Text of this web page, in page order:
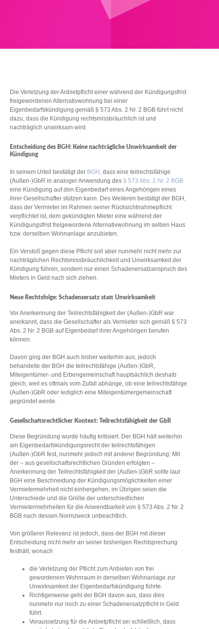
Die Verletzung der Anbietpflicht einer während der Kündigungsfrist
freigewordenen Alternativwohnung bei einer
Eigenbedarfskündigung gemäß § 573 Abs. 2 Nr. 2 BGB führt nicht
dazu, dass die Kündigung rechtsmissbräuchlich ist und
nachträglich unwirksam wird.
Entscheidung des BGH: Keine nachträgliche Unwirksamkeit der
Kündigung
In seinem Urteil bestätigt der BGH , dass eine teilrechtsfähige
(Außen-)GbR in analoger Anwendung des § 573 Abs. 2 Nr. 2 BGB
eine Kündigung auf den Eigenbedarf eines Angehörigen eines
ihrer Gesellschafter stützen kann. Des Weiteren bestätigt der BGH,
dass der Vermieter im Rahmen seiner Rücksichtnahmepflicht
verpflichtet ist, dem gekündigten Mieter eine während der
Kündigungsfrist freigewordene Alternativwohnung im selben Haus
bzw. derselben Wohnanlage anzubieten.
Ein Verstoß gegen diese Pflicht soll aber nunmehr nicht mehr zur
nachträglichen Rechtsmissbräuchlichkeit und Unwirksamkeit der
Kündigung führen, sondern nur einen Schadenersatzanspruch des
Mieters in Geld nach sich ziehen.
Neue Rechtsfolge: Schadensersatz statt Unwirksamkeit
Vor Anerkennung der Teilrechtsfähigkeit der (Außen-)GbR war
anerkannt, dass die Gesellschafter als Vermieter sich gemäß § 573
Abs. 2 Nr. 2 BGB auf Eigenbedarf ihrer Angehörigen berufen
können.
Davon ging der BGH auch bisher weiterhin aus, jedoch
behandelte der BGH die teilrechtsfähige (Außen-)GbR,
Miteigentümer- und Erbengemeinschaft hauptsächlich deshalb
gleich, weil es oftmals vom Zufall abhänge, ob eine teilrechtsfähige
(Außen-)GbR oder lediglich eine Miteigentümergemeinschaft
gegründet werde.
Gesellschaftsrechtlicher Kontext: Teilrechtsfähigkeit der GbR
Diese Begründung wurde häufig kritisiert. Der BGH hält weiterhin
am Eigenbedarfskündigungsrecht der teilrechtsfähigen
(Außen-)GbR fest, nunmehr jedoch mit anderer Begründung: Mit
der – aus gesellschaftsrechtlichen Gründen erfolgten –
Anerkennung der Teilrechtsfähigkeit der (Außen-)GbR sollte laut
BGH eine Beschneidung der Kündigungsmöglichkeiten einer
Vermietermehrheit nicht einhergehen, im Übrigen seien die
Unterschiede und die Größe der unterschiedlichen
Vermietermehrheiten für die Anwendbarkeit von § 573 Abs. 2 Nr. 2
BGB nach dessen Normzweck unbeachtlich.
Von größerer Relevanz ist jedoch, dass der BGH mit dieser
Entscheidung nicht mehr an seiner bisherigen Rechtsprechung
festhält, wonach
die Verletzung der Pflicht zum Anbieten von frei
gewordenem Wohnraum in derselben Wohnanlage zur
Unwirksamkeit der Eigenbedarfskündigung führte.
Richtigerweise geht der BGH davon aus, dass dies
nunmehr nur noch zu einer Schadenersatzpflicht in Geld
führt.
Voraussetzung für die Anbietpflicht sei schließlich, dass